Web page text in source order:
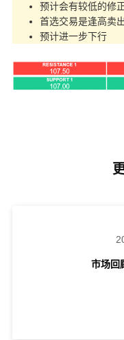
预计会有较低的修
首选交易是逢高卖
预计进一步下行
市场回